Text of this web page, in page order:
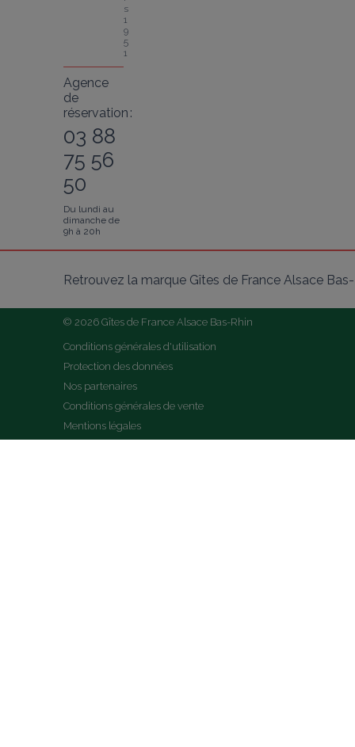
s
1
9
5
1
Agence
de
réservation :
03 88
75 56
50
Du lundi au
dimanche de
9h à 20h
Retrouvez la marque Gîtes de France Alsace
© 2026 Gîtes de France Alsace Bas-Rhin
Conditions générales d'utilisation
Protection des données
Nos partenaires
Conditions générales de vente
Mentions légales